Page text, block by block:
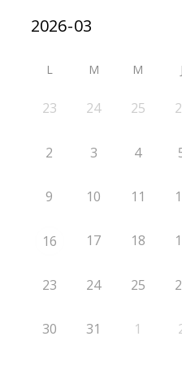
L M M
23 24 25
2 3 4
9 10 11
16 17 18
23 24 25
30 31 1